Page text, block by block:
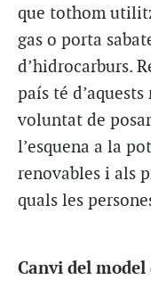
que tothom
gas o porta
d’hidrocarburs.
país té
voluntat de
l’esquena a la
renovables i als
quals les
Canvi del